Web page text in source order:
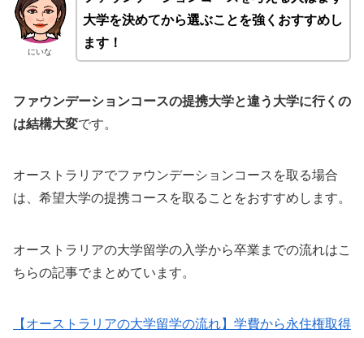
にいな
大学を決めてから選ぶことを強くおすすめし
ます！
ファウンデーションコースの提携大学と違う大学に行くの
は結構大変です。
オーストラリアでファウンデーションコースを取る場合
は、希望大学の提携コースを取ることをおすすめします。
オーストラリアの大学留学の入学から卒業までの流れはこ
ちらの記事でまとめています。
【オーストラリアの大学留学の流れ】学費から永住権取得